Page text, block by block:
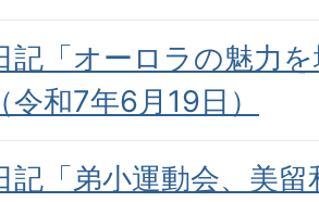
記「オーロラの魅力
令和7年6月19日）
記「弟小運動会、美